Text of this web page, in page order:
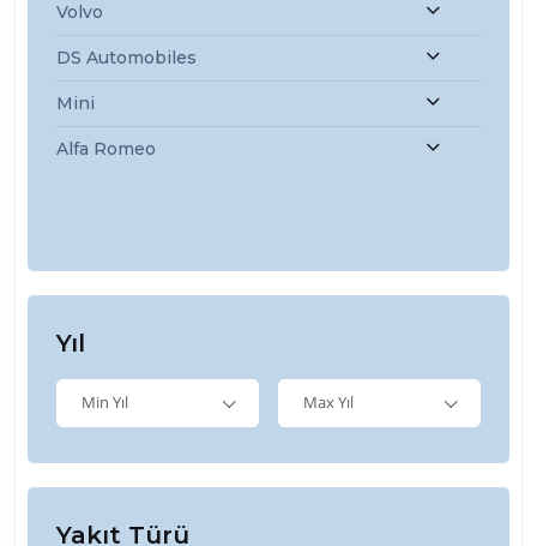
Volvo
DS Automobiles
Mini
Alfa Romeo
Yıl
Min Yıl Max Yıl
Yakıt Türü